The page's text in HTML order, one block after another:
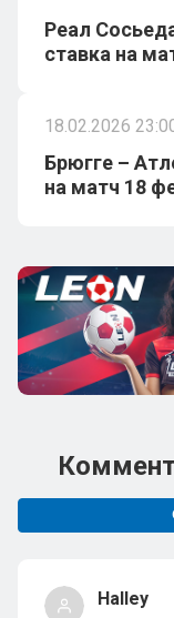
Реал
ставка на
18.02.2026
Брюгге –
на матч 18
Halley